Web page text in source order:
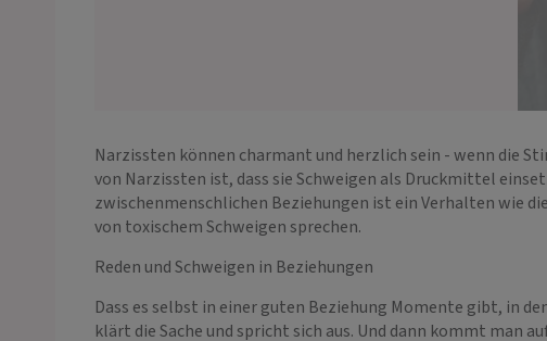
Narzissten können charmant und herzlich sein - wenn die
von Narzissten ist, dass sie Schweigen als Druckmittel
zwischenmenschlichen Beziehungen ist ein Verhalten wie
von toxischem Schweigen sprechen.
Reden und Schweigen in Beziehungen
Dass es selbst in einer guten Beziehung Momente gibt, in
klärt die Sache und spricht sich aus. Und dann kommt man